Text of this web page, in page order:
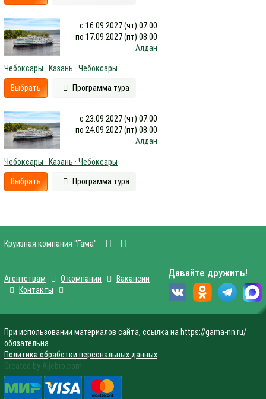
с 16.09.2027 (чт) 07:00
по 17.09.2027 (пт) 08:00
Алдан
Чебоксары · Казань · Чебоксары
Выбрать Программа тура
с 23.09.2027 (чт) 07:00
по 24.09.2027 (пт) 08:00
Алдан
Чебоксары · Казань · Чебоксары
Выбрать Программа тура
Круизная компания "Гама"
Агентствам О компании
Вакансии
Контакты
Давайте дружить!
При использовании материалов сайта, ссылка на https://gama-nn.ru/
обязательна
Политика обработки персональных данных
Created by Aljebro.com